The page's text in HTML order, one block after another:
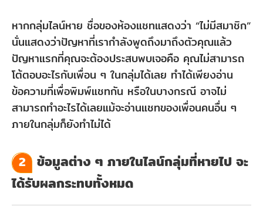
หากกลุ่มไลน์หาย ชื่อของห้องแชทแสดงว่า “ไม่มีสมาชิก”
นั่นแสดงว่าปัญหาที่เรากำลังพูดถึงมาถึงตัวคุณแล้ว
ปัญหาแรกที่คุณจะต้องประสบพบเจอคือ คุณไม่สามารถ
โต้ตอบอะไรกับเพื่อน ๆ ในกลุ่มได้เลย ทำได้เพียงอ่าน
ข้อความที่เพื่อพิมพ์แชทกัน หรือในบางกรณี อาจไม่
สามารถทำอะไรได้เลยแม้จะอ่านแชทของเพื่อนคนอื่น ๆ
ภายในกลุ่มก็ยังทำไม่ได้
2
ข้อมูลต่าง ๆ ภายในไลน์กลุ่มที่หายไป จะ
ได้รับผลกระทบทั้งหมด